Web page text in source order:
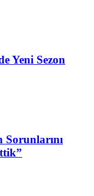
Yeni Sezon
Sorunlarını